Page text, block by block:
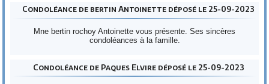
Condoléance de bertin Antoinette déposé le 25-09-2023
Mne bertin rochoy Antoinette vous présente. Ses sincères
condoléances à la famille.
Condoléance de Paques Elvire déposé le 25-09-2023